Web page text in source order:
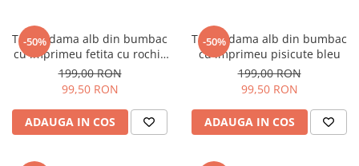
-50%
Tricou dama alb din bumbac
cu imprimeu fetita cu rochie
din flori
199,00 RON
99,50 RON
ADAUGA IN COS
-50%
Tricou dama alb din bumbac
cu imprimeu pisicute bleu
199,00 RON
99,50 RON
ADAUGA IN COS